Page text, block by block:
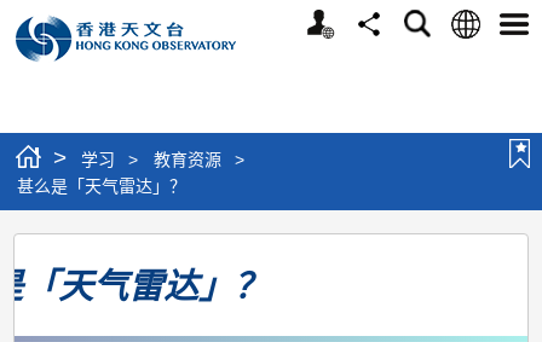
个
分
搜
语
选
> 学习 > 教育资源
>
甚么是「天气雷达」？
甚
么
「天气雷达」？